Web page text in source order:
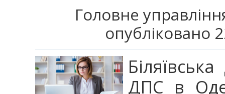
Головне
опубліковано
ДПС в